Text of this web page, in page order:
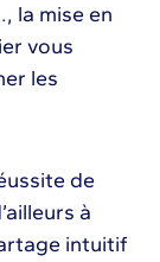
la mise en
vous
les
de
à
intuitif